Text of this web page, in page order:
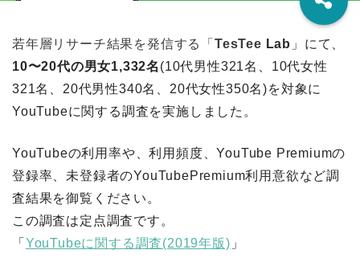
若年層リサーチ結果を発信する「 TesTee Lab 」にて、
10〜20代の男女1,332名 (10代男性321名、10代女性
321名、20代男性340名、20代女性350名)を対象に
YouTubeに関する調査を実施しました。
YouTubeの利用率や、利用頻度、YouTube Premiumの
登録率、未登録者のYouTubePremium利用意欲など調
査結果を御覧ください。
この調査は定点調査です。
「 YouTubeに関する調査(2019年版) 」